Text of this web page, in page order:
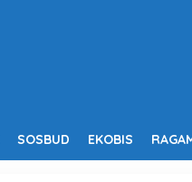
SOSBUD EKOBIS